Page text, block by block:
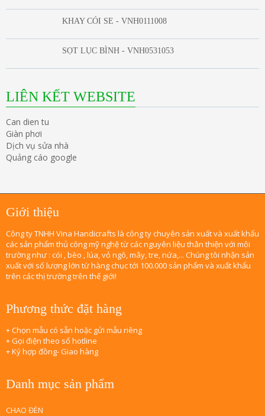
KHAY CÓI SE - VNH0111008
SỌT LỤC BÌNH - VNH0531053
LIÊN KẾT WEBSITE
Can dien tu
Giàn phơi
Dịch vụ sửa nhà
Quảng cáo google
Giới thiệu
Công ty TNHH Vina Handicrafts là công ty chuyên sản xuất và xuất khẩu
các sản phẩm thủ công mỹ nghệ từ các nguyên liệu thân thiện với môi
trường như : cói , bèo , lúa, vỏ ngô, mây, tre, nứa,... Chúng tôi nhận sản
xuất với số lượng lớn từ hàng chục tới 100.000 sản phẩm và xuất khẩu
trên các thị trường trên thế giới!
Phương thức đặt hàng
+ Chọn mẫu có sẵn hoặc gửi mẫu riêng
+ Gọi điện theo số hotline
+ Ký hợp đồng- Giao hàng
Danh mục sản phẩm
CHAO ĐÈN